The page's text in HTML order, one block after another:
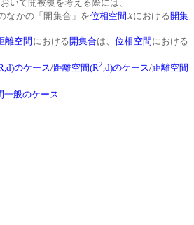
いて開被覆を考える際には、
「開集合」を位相空間 Xにおける開集
離空間 における開集合は、位相空間における
のケース/距離空間(R2 ,d)のケース/距離空間
一般のケース